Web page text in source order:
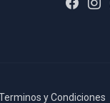
y Condiciones